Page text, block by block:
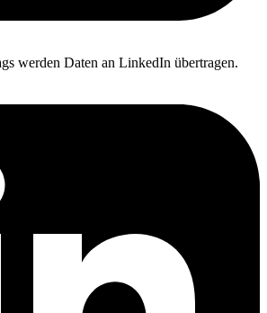
werden Daten an LinkedIn übertragen.